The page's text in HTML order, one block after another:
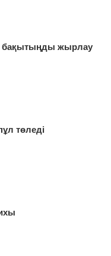
бақытыңды жырлау
төледі